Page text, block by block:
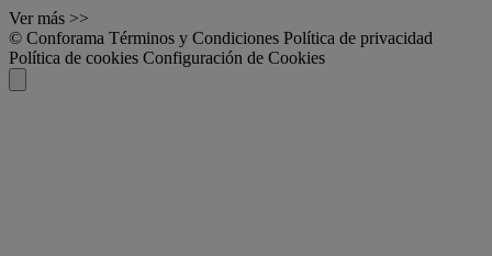
Ver más >>
© Conforama Términos y Condiciones Política de privacidad
Política de cookies Configuración de Cookies